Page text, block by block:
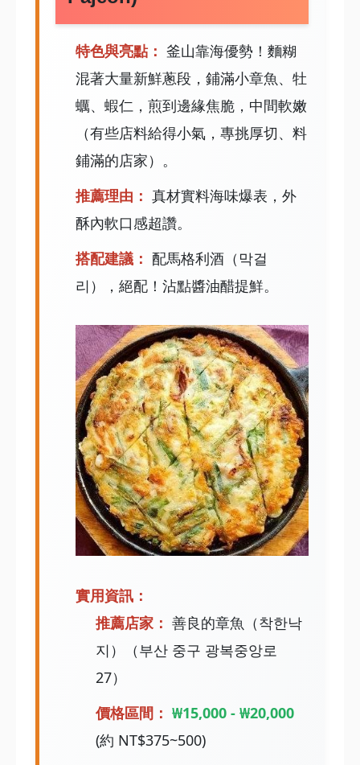
特色與亮點： 釜山靠海優勢！麵糊
混著大量新鮮蔥段，鋪滿小章魚、牡
蠣、蝦仁，煎到邊緣焦脆，中間軟嫩
（有些店料給得小氣，專挑厚切、料
鋪滿的店家）。
推薦理由： 真材實料海味爆表，外
酥內軟口感超讚。
搭配建議： 配馬格利酒（막걸
리），絕配！沾點醬油醋提鮮。
實用資訊：
推薦店家： 善良的章魚（착한낙
지）（부산 중구 광복중앙로
27）
價格區間： ₩15,000 - ₩20,000
(約 NT$375~500)